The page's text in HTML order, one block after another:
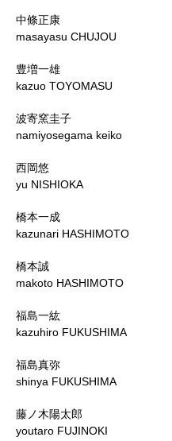
中條正康
masayasu CHUJOU
豊増一雄
kazuo TOYOMASU
波寄窯圭子
namiyosegama keiko
西岡悠
yu NISHIOKA
橋本一成
kazunari HASHIMOTO
橋本誠
makoto HASHIMOTO
福島一紘
kazuhiro FUKUSHIMA
福島真弥
shinya FUKUSHIMA
藤ノ木陽太郎
youtaro FUJINOKI